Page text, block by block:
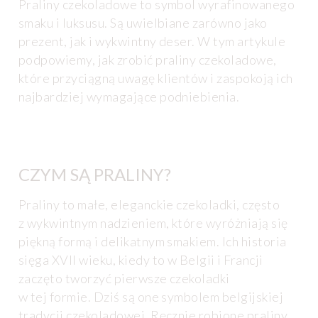
Praliny czekoladowe to symbol wyrafinowanego
smaku i luksusu. Są uwielbiane zarówno jako
prezent, jak i wykwintny deser. W tym artykule
podpowiemy, jak zrobić praliny czekoladowe,
które przyciągną uwagę klientów i zaspokoją ich
najbardziej wymagające podniebienia.
CZYM SĄ PRALINY?
Praliny to małe, eleganckie czekoladki, często
z wykwintnym nadzieniem, które wyróżniają się
piękną formą i delikatnym smakiem. Ich historia
sięga XVII wieku, kiedy to w Belgii i Francji
zaczęto tworzyć pierwsze czekoladki
w tej formie. Dziś są one symbolem belgijskiej